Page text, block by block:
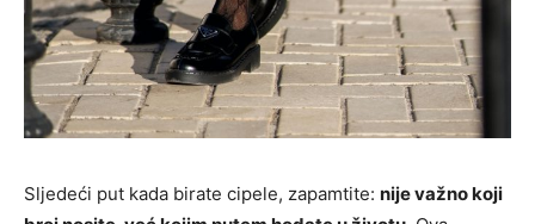
Sljedeći put kada birate cipele, zapamtite: nije važno koji